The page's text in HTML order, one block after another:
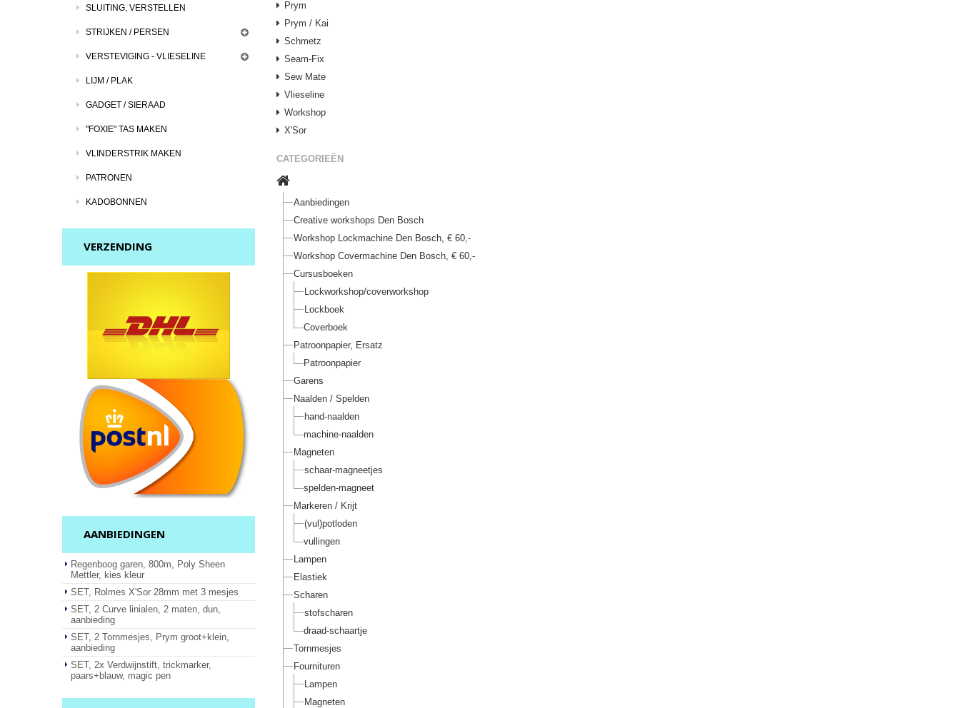
Prym
Prym / Kai
Schmetz
Seam-Fix
Sew Mate
Vlieseline
Workshop
X'Sor
CATEGORIEËN
Aanbiedingen
Creative workshops Den Bosch
Workshop Lockmachine Den Bosch, € 60,-
Workshop Covermachine Den Bosch, € 60,-
Cursusboeken
Lockworkshop/coverworkshop
Lockboek
Coverboek
Patroonpapier, Ersatz
Patroonpapier
Garens
Naalden / Spelden
hand-naalden
machine-naalden
Magneten
schaar-magneetjes
spelden-magneet
Markeren / Krijt
(vul)potloden
vullingen
Lampen
Elastiek
Scharen
stofscharen
draad-schaartje
Tornmesjes
Fournituren
Lampen
Magneten
SLUITING, VERSTELLEN
STRIJKEN / PERSEN
VERSTEVIGING - VLIESELINE
LIJM / PLAK
GADGET / SIERAAD
"FOXIE" TAS MAKEN
VLINDERSTRIK MAKEN
PATRONEN
KADOBONNEN
VERZENDING
AANBIEDINGEN
Regenboog garen, 800m, Poly Sheen
Mettler, kies kleur
SET, Rolmes X'Sor 28mm met 3 mesjes
SET, 2 Curve linialen, 2 maten, dun,
aanbieding
SET, 2 Tornmesjes, Prym groot+klein,
aanbieding
SET, 2x Verdwijnstift, trickmarker,
paars+blauw, magic pen